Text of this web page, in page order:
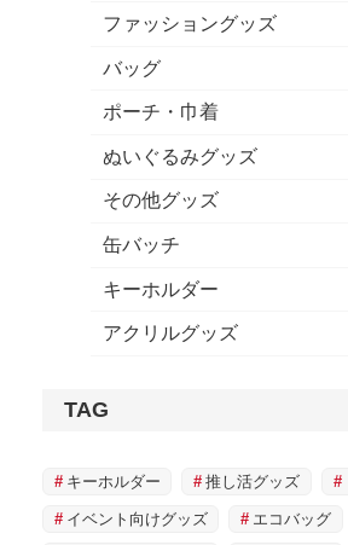
ファッショングッズ
バッグ
ポーチ・巾着
ぬいぐるみグッズ
その他グッズ
缶バッチ
キーホルダー
アクリルグッズ
TAG
キーホルダー 推し活グッズ
イベント向けグッズ エコバッグ